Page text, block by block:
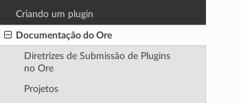
Criando um plugin
Documentação do Ore
Diretrizes de Submissão de Plugins
no Ore
Projetos